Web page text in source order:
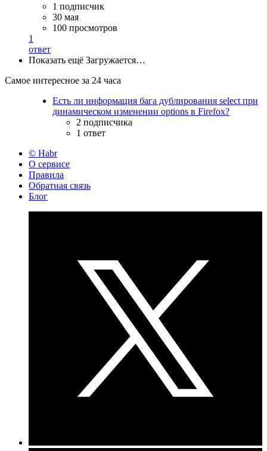
1 подписчик
30 мая
100 просмотров
1
ответ
Показать ещё Загружается…
Самое интересное за 24 часа
Есть ли информация бага дублирования select при
динамическом изменении options в Firefox?
2 подписчика
1 ответ
© Habr
О сервисе
Правила
Обратная связь
Блог